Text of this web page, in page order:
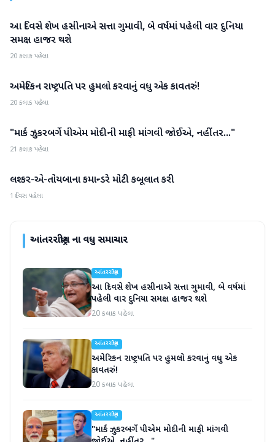
આંતરરાષ્ટ્રીય
આ દિવસે શેખ હસીનાએ સત્તા ગુમાવી, બે વર્ષમાં પહેલી વાર દુનિયા
સમક્ષ હાજર થશે
20 કલાક પહેલા
આંતરરાષ્ટ્રીય
અમેરિકન રાષ્ટ્રપતિ પર હુમલો કરવાનું વધુ એક કાવતરું!
20 કલાક પહેલા
આંતરરાષ્ટ્રીય
"માર્ક ઝુકરબર્ગે પીએમ મોદીની માફી માંગવી જોઈએ, નહીંતર..."
21 કલાક પહેલા
આંતરરાષ્ટ્રીય
લશ્કર-એ-તોયબાના કમાન્ડરે મોટી કબૂલાત કરી
1 દિવસ પહેલા
આંતરરાષ્ટ્રીયના વધુ સમાચાર
આંતરરાષ્ટ્રીય
આ દિવસે શેખ હસીનાએ સત્તા ગુમાવી, બે વર્ષમાં
પહેલી વાર દુનિયા સમક્ષ હાજર થશે
20 કલાક પહેલા
આંતરરાષ્ટ્રીય
અમેરિકન રાષ્ટ્રપતિ પર હુમલો કરવાનું વધુ એક
કાવતરું!
20 કલાક પહેલા
આંતરરાષ્ટ્રીય
"માર્ક ઝુકરબર્ગે પીએમ મોદીની માફી માંગવી